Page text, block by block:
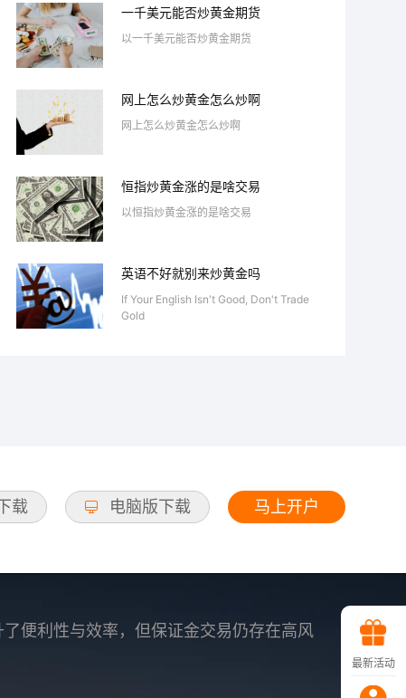
一千美元能否炒黄金期货
以一千美元能否炒黄金期货
网上怎么炒黄金怎么炒啊
网上怎么炒黄金怎么炒啊
恒指炒黄金涨的是啥交易
以恒指炒黄金涨的是啥交易
英语不好就别来炒黄金吗
If Your English Isn't Good, Don't Trade
Gold
载 电脑版下载 马上开户
便利性与效率，但保证金交易仍存在高风
最新活动